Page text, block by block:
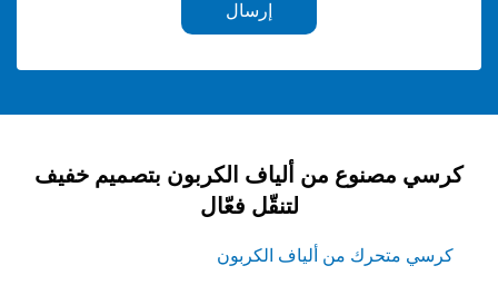
من ألياف الكربون بتصميم خفيف
لتنقّل فعّال
من ألياف الكربون